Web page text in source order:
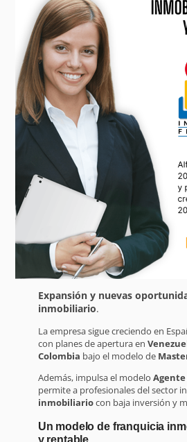
Expansión y nuevas
inmobiliario.
La empresa sigue creciendo en
con planes de apertura en
Colombia bajo el modelo de
Además, impulsa el modelo Agente
permite a profesionales del sector
inmobiliariocon baja inversión y
Un modelo de franquicia